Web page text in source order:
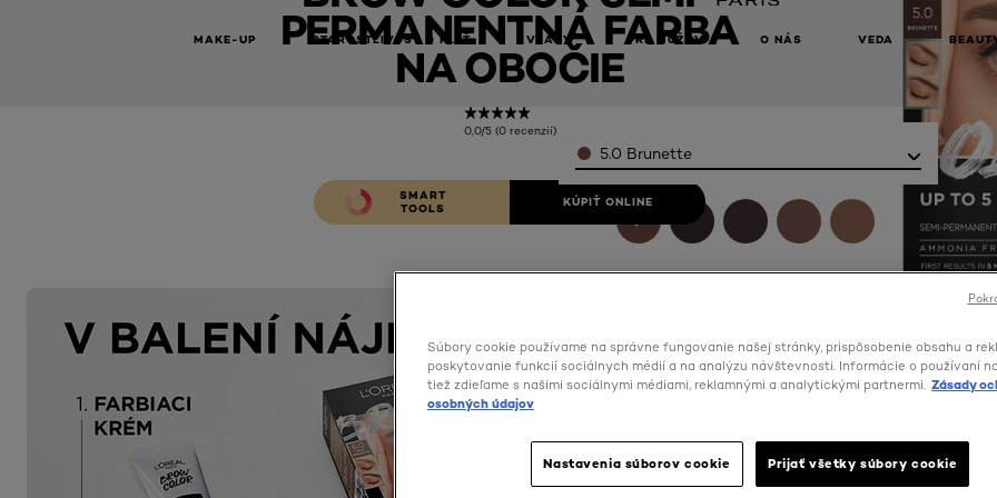
MAKE-UP STAROSTLIVOSŤ O PLEŤ VLASY PRE MUŽOV O NÁS VEDA
PERMANENTNÁ FARBA
NA OBOČIE
0,0/5 (0 recenzií)
SMART
TOOLS
KÚPIŤ ONLINE
Color5.0 Brunette
Súbory cookie používame na správne fungovanie našej stránky, prispôsobenie obsahu a
poskytovanie funkcií sociálnych médií a na analýzu návštevnosti. Informácie o používaní
tiež zdieľame s našimi sociálnymi médiami, reklamnými a analytickými partnermi. Zásady
osobných údajov
Nastavenia súborov cookie Prijať všetky súbory cookie